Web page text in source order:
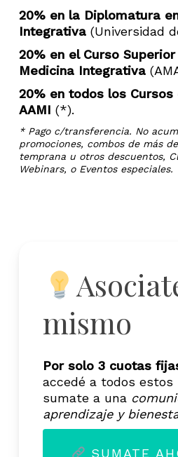
20% en la Diplomatura
Integrativa(Universidad
20% en el Curso
Medicina Integrativa
20% en todos los
AAMI (*).
* Pago c/transferencia. No
promociones, combos de más
temprana u otros descuentos,
Webinars, o Eventos especiales.
mismo
Por solo 3 cuotas
accedé a todos estos
sumate a una
aprendizaje y
SUMATE